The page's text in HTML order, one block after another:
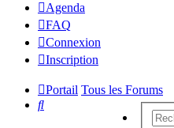
Agenda
FAQ
Connexion
Inscription
Portail Tous les Forums
Rechercher